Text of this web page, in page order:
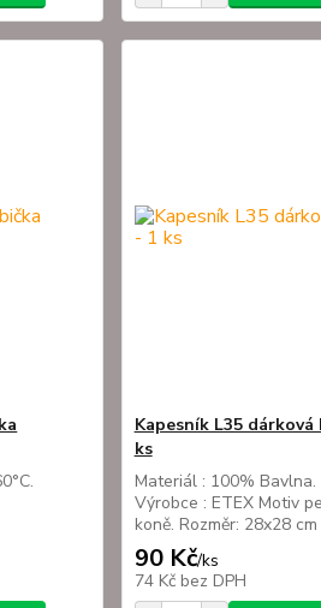
Kapesník L35 dárková
ks
Materiál : 100% Bavlna.
Výrobce : ETEX Motiv
koně. Rozměr: 28x28 cm
90 Kč/ks
74 Kč bez DPH